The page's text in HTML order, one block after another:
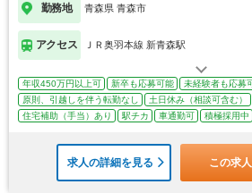
勤務地 青森県 青森市
アクセス ＪＲ奥羽本線 新青森駅
年収450万円以上可 新卒も応募可能
未経験者も応募
原則、引越しを伴う転勤なし
土日休み（相談可含む）
住宅補助（手当）あり
駅チカ 車通勤可 積極採用中
求人の詳細を見る この求